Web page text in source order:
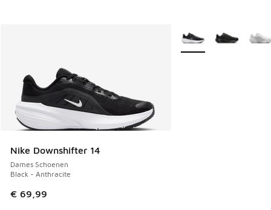
Nike Downshifter 14
Dames Schoenen
Black - Anthracite
€ 69,99
Meer kleuren